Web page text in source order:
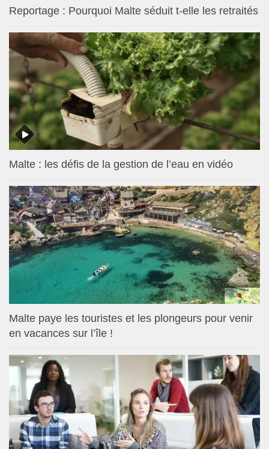
Reportage : Pourquoi Malte séduit t-elle les retraités
Malte : les défis de la gestion de l’eau en vidéo
Malte paye les touristes et les plongeurs pour venir
en vacances sur l’île !